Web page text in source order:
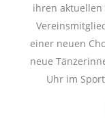
ihren aktuellen
einer neuen
neue
Uhr im